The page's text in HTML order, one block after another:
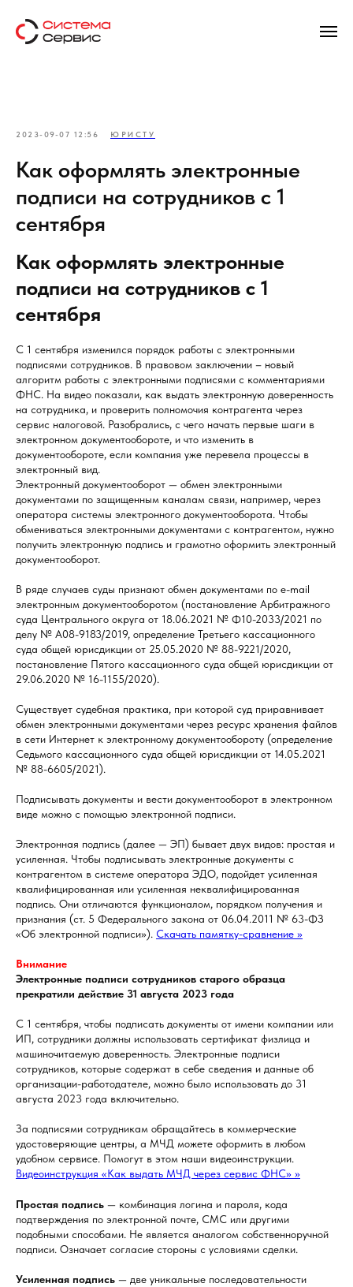
2023-09-07 12:56 ЮРИСТУ
Как оформлять электронные
подписи на сотрудников с 1
сентября
Как оформлять электронные
подписи на сотрудников с 1
сентября
С 1 сентября изменился порядок работы с электронными
подписями сотрудников. В правовом заключении – новый
алгоритм работы с электронными подписями с комментариями
ФНС. На видео показали, как выдать электронную доверенность
на сотрудника, и проверить полномочия контрагента через
сервис налоговой. Разобрались, с чего начать первые шаги в
электронном документообороте, и что изменить в
документообороте, если компания уже перевела процессы в
электронный вид.
Электронный документооборот — обмен электронными
документами по защищенным каналам связи, например, через
оператора системы электронного документооборота. Чтобы
обмениваться электронными документами с контрагентом, нужно
получить электронную подпись и грамотно оформить электронный
документооборот.
В ряде случаев суды признают обмен документами по e-mail
электронным документооборотом (постановление Арбитражного
суда Центрального округа от 18.06.2021 № Ф10-2033/2021 по
делу № А08-9183/2019, определение Третьего кассационного
суда общей юрисдикции от 25.05.2020 № 88-9221/2020,
постановление Пятого кассационного суда общей юрисдикции от
29.06.2020 № 16-1155/2020).
Существует судебная практика, при которой суд приравнивает
обмен электронными документами через ресурс хранения файлов
в сети Интернет к электронному документообороту (определение
Седьмого кассационного суда общей юрисдикции от 14.05.2021
№ 88-6605/2021).
Подписывать документы и вести документооборот в электронном
виде можно с помощью электронной подписи.
Электронная подпись (далее — ЭП) бывает двух видов: простая и
усиленная. Чтобы подписывать электронные документы с
контрагентом в системе оператора ЭДО, подойдет усиленная
квалифицированная или усиленная неквалифицированная
подпись. Они отличаются функционалом, порядком получения и
признания (ст. 5 Федерального закона от 06.04.2011 № 63-ФЗ
«Об электронной подписи»). Скачать памятку-сравнение >>
Внимание
Электронные подписи сотрудников старого образца
прекратили действие 31 августа 2023 года
С 1 сентября, чтобы подписать документы от имени компании или
ИП, сотрудники должны использовать сертификат физлица и
машиночитаемую доверенность. Электронные подписи
сотрудников, которые содержат в себе сведения и данные об
организации-работодателе, можно было использовать до 31
августа 2023 года включительно.
За подписями сотрудникам обращайтесь в коммерческие
удостоверяющие центры, а МЧД можете оформить в любом
удобном сервисе. Помогут в этом наши видеоинструкции.
Видеоинструкция «Как выдать МЧД через сервис ФНС» >>
Простая подпись — комбинация логина и пароля, кода
подтверждения по электронной почте, СМС или другими
подобными способами. Не является аналогом собственноручной
подписи. Означает согласие стороны с условиями сделки.
Усиленная подпись — две уникальные последовательности